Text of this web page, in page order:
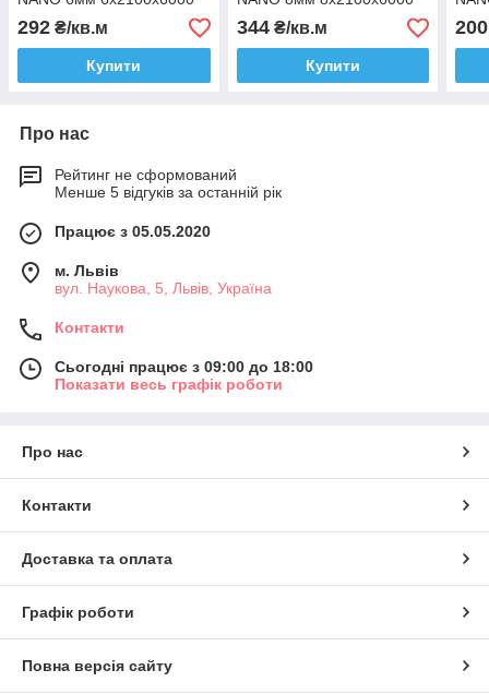
мм прозорий
292 ₴/кв.м
Купити
мм прозорий
344₴/кв.м
Купити
мм
Про нас
Рейтинг не сформований
Менше 5 відгуків за останній рік
Працює з 05.05.2020
м. Львів
вул. Наукова, 5, Львів, Україна
Контакти
Сьогодні працює з 09:00 до 18:00
Показати весь графік роботи
Про нас
Контакти
Доставка та оплата
Графік роботи
Повна версія сайту